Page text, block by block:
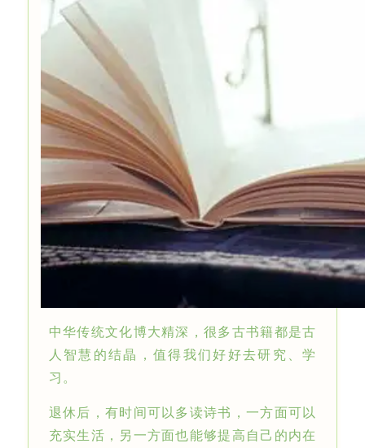
中华传统文化博大精深，很多古书籍都是古
人智慧的结晶，值得我们好好去研究、学
习。
退休后，有时间可以多读诗书，一方面可以
充实生活，另一方面也能够提高自己的内在